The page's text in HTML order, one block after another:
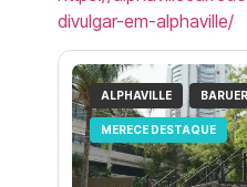
divulgar-em-alphaville/
ALPHAVILLE
MERECE DESTAQUE